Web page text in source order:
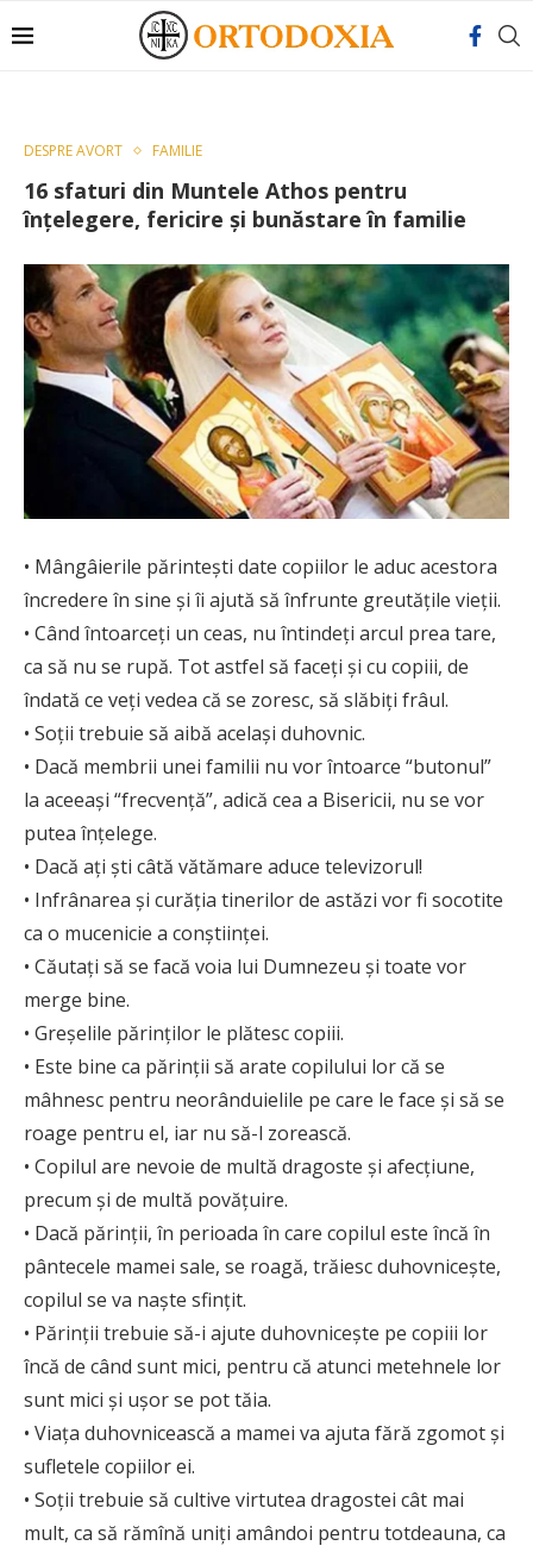
DESPRE AVORT FAMILIE
16 sfaturi din Muntele Athos pentru
înţelegere, fericire şi bunăstare în familie
• Mângâierile părinteşti date copiilor le aduc acestora
încredere în sine şi îi ajută să înfrunte greutăţile vieţii.
• Când întoarceţi un ceas, nu întindeţi arcul prea tare,
ca să nu se rupă. Tot astfel să faceţi şi cu copiii, de
îndată ce veţi vedea că se zoresc, să slăbiţi frâul.
• Soţii trebuie să aibă acelaşi duhovnic.
• Dacă membrii unei familii nu vor întoarce “butonul”
la aceeaşi “frecvenţă”, adică cea a Bisericii, nu se vor
putea înţelege.
• Dacă aţi şti câtă vătămare aduce televizorul!
• Infrânarea şi curăţia tinerilor de astăzi vor fi socotite
ca o mucenicie a conştiinţei.
• Căutaţi să se facă voia lui Dumnezeu şi toate vor
merge bine.
• Greşelile părinţilor le plătesc copiii.
• Este bine ca părinţii să arate copilului lor că se
mâhnesc pentru neorânduielile pe care le face şi să se
roage pentru el, iar nu să-l zorească.
• Copilul are nevoie de multă dragoste şi afecţiune,
precum şi de multă povăţuire.
• Dacă părinţii, în perioada în care copilul este încă în
pântecele mamei sale, se roagă, trăiesc duhovniceşte,
copilul se va naşte sfinţit.
• Părinţii trebuie să-i ajute duhovniceşte pe copiii lor
încă de când sunt mici, pentru că atunci metehnele lor
sunt mici şi uşor se pot tăia.
• Viaţa duhovnicească a mamei va ajuta fără zgomot şi
sufletele copiilor ei.
• Soţii trebuie să cultive virtutea dragostei cât mai
mult, ca să rămînă uniţi amândoi pentru totdeauna, ca